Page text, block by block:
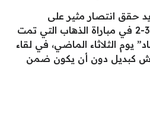
حقق انتصار مثير على
مانشستر سيتي بنتيجة 3-2 في مباراة الذهاب التي تمت
يوم الثلاثاء الماضي، في لقاء
كبديل دون أن يكون ضمن